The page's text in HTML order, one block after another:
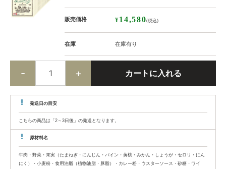
販売価格 ¥14,580(税込)
在庫 在庫有り
発送日の目安
こちらの商品は「2～3日後」の発送となります。
原材料名
牛肉・野菜・果実（たまねぎ・にんじん・パイン・黄桃・みかん・しょうが・セロリ・にん
にく）・小麦粉・食用油脂（植物油脂・豚脂）・カレー粉・ウスターソース・砂糖・ワイ